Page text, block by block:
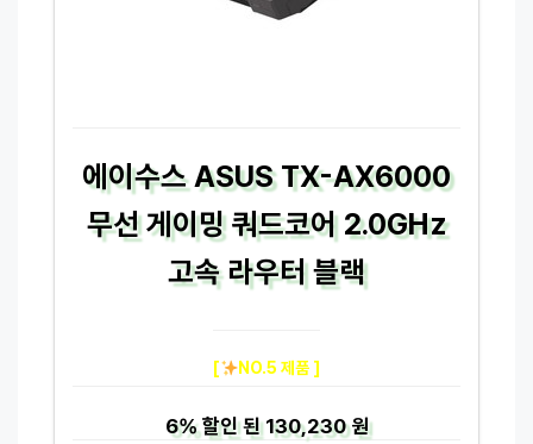
에이수스 ASUS TX-AX6000
무선 게이밍 쿼드코어 2.0GHz
고속 라우터 블랙
[ NO.5 제품 ]
6%할인 된130,230 원